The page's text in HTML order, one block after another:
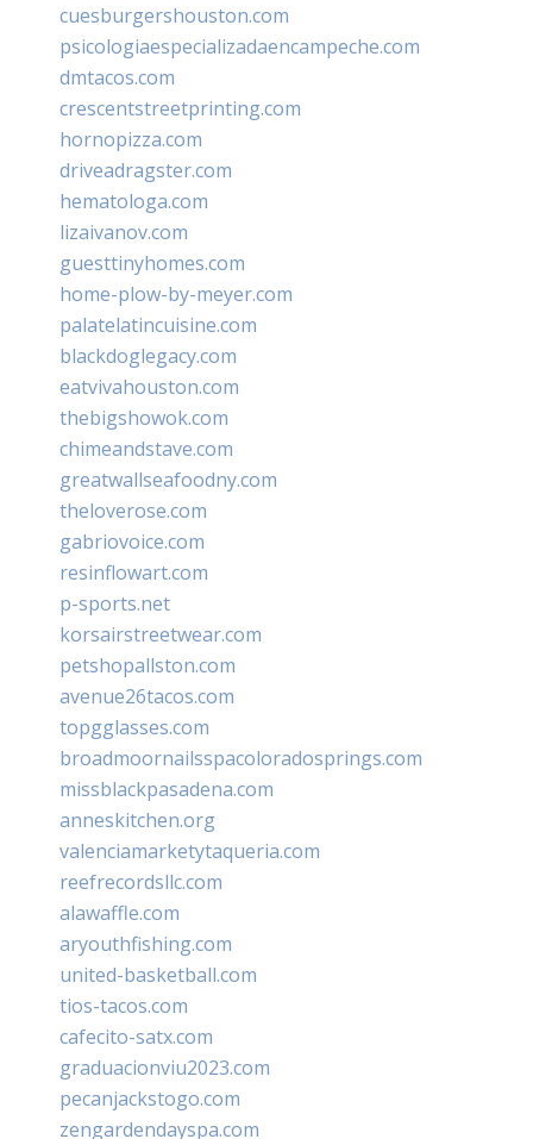
cuesburgershouston.com
psicologiaespecializadaencampeche.com
dmtacos.com
crescentstreetprinting.com
hornopizza.com
driveadragster.com
hematologa.com
lizaivanov.com
guesttinyhomes.com
home-plow-by-meyer.com
palatelatincuisine.com
blackdoglegacy.com
eatvivahouston.com
thebigshowok.com
chimeandstave.com
greatwallseafoodny.com
theloverose.com
gabriovoice.com
resinflowart.com
p-sports.net
korsairstreetwear.com
petshopallston.com
avenue26tacos.com
topgglasses.com
broadmoornailsspacoloradosprings.com
missblackpasadena.com
anneskitchen.org
valenciamarketytaqueria.com
reefrecordsllc.com
alawaffle.com
aryouthfishing.com
united-basketball.com
tios-tacos.com
cafecito-satx.com
graduacionviu2023.com
pecanjackstogo.com
zengardendayspa.com